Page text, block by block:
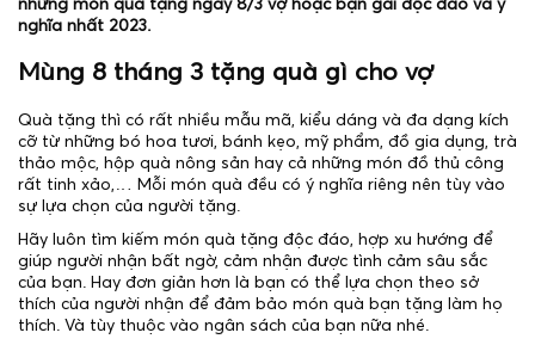
những món quà tặng ngày 8/3 vợ hoặc bạn gái độc đáo và ý
nghĩa nhất 2023.
Mùng 8 tháng 3 tặng quà gì cho vợ
Quà tặng thì có rất nhiều mẫu mã, kiểu dáng và đa dạng kích
cỡ từ những bó hoa tươi, bánh kẹo, mỹ phẩm, đồ gia dụng, trà
thảo mộc, hộp quà nông sản hay cả những món đồ thủ công
rất tinh xảo,… Mỗi món quà đều có ý nghĩa riêng nên tùy vào
sự lựa chọn của người tặng.
Hãy luôn tìm kiếm món quà tặng độc đáo, hợp xu hướng để
giúp người nhận bất ngờ, cảm nhận được tình cảm sâu sắc
của bạn. Hay đơn giản hơn là bạn có thể lựa chọn theo sở
thích của người nhận để đảm bảo món quà bạn tặng làm họ
thích. Và tùy thuộc vào ngân sách của bạn nữa nhé.